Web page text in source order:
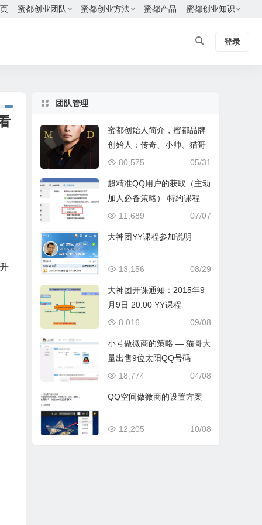
蜜都创业团队 蜜都创业方法 蜜都产品 蜜都创业知识
登录
团队管理
蜜都创始人简介，蜜都品牌
创始人：传奇、小帅、猫哥
05/31
80,575
超精准QQ用户的获取（主动
加人必备策略） 特约课程
07/07
11,689
大神团YY课程参加说明
08/29
13,156
大神团开课通知：2015年9
月9日 20:00 YY课程
09/08
8,016
小号做微商的策略 — 猫哥大
量出售9位太阳QQ号码
04/08
18,774
QQ空间做微商的设置方案
10/08
12,205